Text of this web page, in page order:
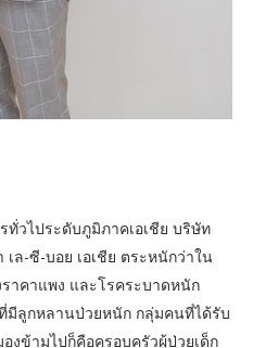
วไประดับภูมิภาคเอเชีย บริษัท
เล-ซี-บอย เอเชีย ตระหนักว่าใน
าคาแพง และโรคระบาดหนัก
มีลูกหลานป่วยหนัก กลุ่มคนที่ได้รับ
งข้ามไปก็คือครอบครัวผู้ป่วยเด็ก